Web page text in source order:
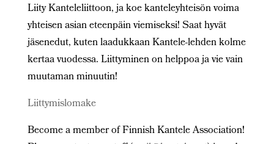
Liity Kanteleliittoon, ja koe kanteleyhteisön voima
yhteisen asian eteenpäin viemiseksi! Saat hyvät
jäsenedut, kuten laadukkaan Kantele-lehden kolme
kertaa vuodessa. Liittyminen on helppoa ja vie vain
muutaman minuutin!
Liittymislomake
Become a member of Finnish Kantele Association!